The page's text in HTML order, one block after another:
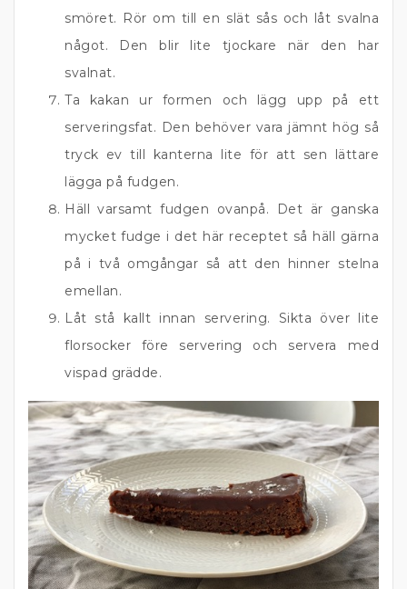
smöret. Rör om till en slät sås och låt svalna
något. Den blir lite tjockare när den har
svalnat.
Ta kakan ur formen och lägg upp på ett
serveringsfat. Den behöver vara jämnt hög så
tryck ev till kanterna lite för att sen lättare
lägga på fudgen.
Häll varsamt fudgen ovanpå. Det är ganska
mycket fudge i det här receptet så häll gärna
på i två omgångar så att den hinner stelna
emellan.
Låt stå kallt innan servering. Sikta över lite
florsocker före servering och servera med
vispad grädde.